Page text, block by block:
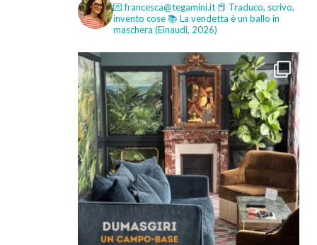
💌 francesca@tegamini.it 📕 Traduco, scrivo,
invento cose📚 La vendetta è un ballo in
maschera (Einaudi, 2026)